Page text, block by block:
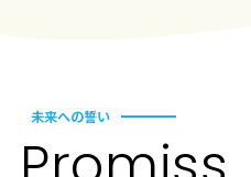
未来への誓い